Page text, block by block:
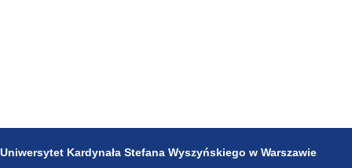
Uniwersytet Kardynała Stefana Wyszyńskiego w Warszawie